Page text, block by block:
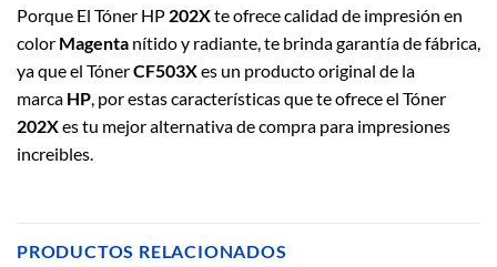
Porque El Tóner HP 202Xte ofrece calidad de impresión en
color Magenta nítido y radiante, te brinda garantía de fábrica,
ya que el TónerCF503Xes un producto original de la
marca HP , por estas características que te ofrece el Tóner
202Xes tu mejor alternativa de compra para impresiones
increibles.
PRODUCTOS RELACIONADOS